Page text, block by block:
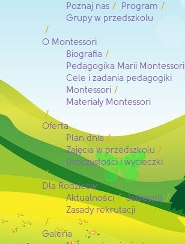
Poznaj nas
Program
Grupy w przedszkolu
O Montessori
Biografia
Pedagogika Marii Montessori
Cele i zadania pedagogiki
Montessori
Materiały Montessori
Oferta
Plan dnia
Zajęcia w przedszkolu
Uroczystości i wycieczki
Dla Rodziców
Aktualności
Jadłospis
Zasady rekrutacji
Galeria